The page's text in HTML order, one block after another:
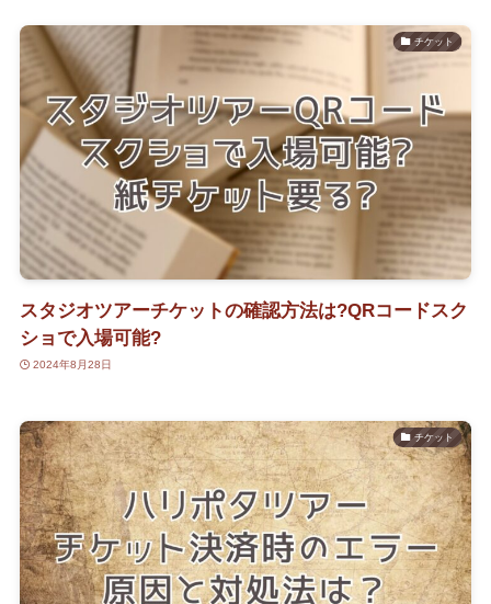
チケット
スタジオツアーチケットの確認方法は?QRコードスク
ショで入場可能?
2024年8月28日
チケット